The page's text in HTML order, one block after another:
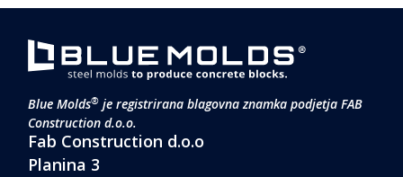
Blue Molds® je registrirana blagovna znamka podjetja FAB
Construction d.o.o.
Fab Construction d.o.o
Planina 3